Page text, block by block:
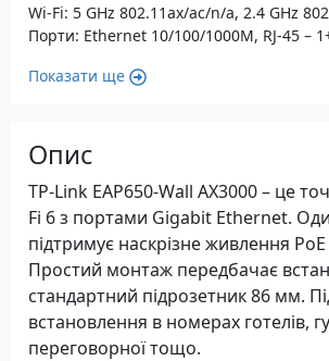
Wi-Fi: 5 GHz 802.11ax/ac/n/a, 2.4 GHz
Порти: Ethernet 10/100/1000M, RJ-45 –
Показати ще
Опис
TP-Link EAP650-Wall AX3000 – це
Fi 6 з портами Gigabit Ethernet.
підтримує наскрізне живлення
Простий монтаж передбачає
стандартний підрозетник 86 мм.
встановлення в номерах готелів,
переговорної тощо.